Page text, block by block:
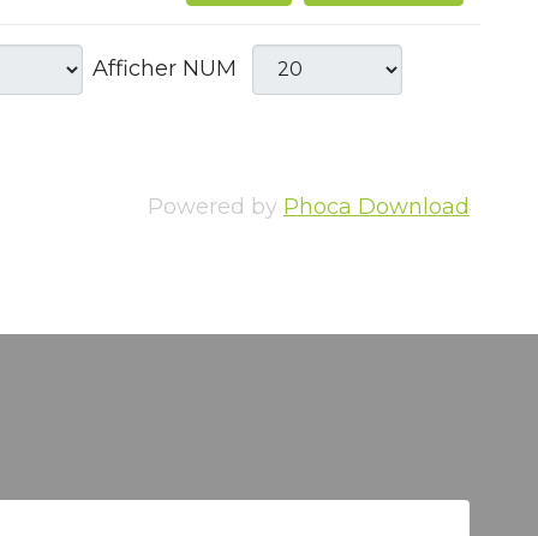
Afficher NUM
Powered by Phoca Download